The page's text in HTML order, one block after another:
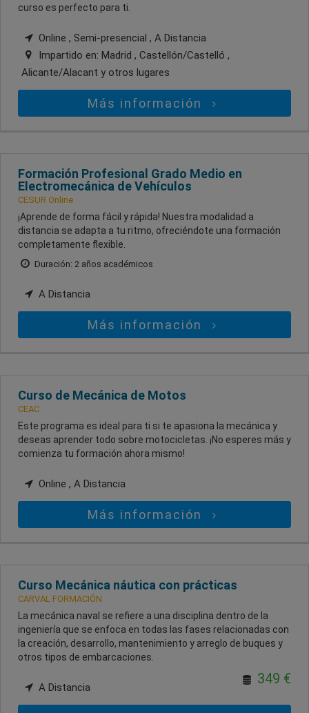
curso es perfecto para ti.
Online , Semi-presencial , A Distancia
Impartido en: Madrid , Castellón/Castelló ,
Alicante/Alacant y otros lugares
Más información
Formación Profesional Grado Medio en
Electromecánica de Vehículos
CESUR Online
¡Aprende de forma fácil y rápida! Nuestra modalidad a
distancia se adapta a tu ritmo, ofreciéndote una formación
completamente flexible.
Duración: 2 años académicos
A Distancia
Más información
Curso de Mecánica de Motos
CEAC
Este programa es ideal para ti si te apasiona la mecánica y
deseas aprender todo sobre motocicletas. ¡No esperes más y
comienza tu formación ahora mismo!
Online , A Distancia
Más información
Curso Mecánica náutica con prácticas
CARVAL FORMACIÓN
La mecánica naval se refiere a una disciplina dentro de la
ingeniería que se enfoca en todas las fases relacionadas con
la creación, desarrollo, mantenimiento y arreglo de buques y
otros tipos de embarcaciones.
A Distancia
349 €